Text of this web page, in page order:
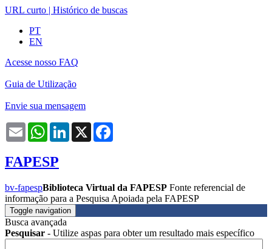
URL curto | Histórico de buscas
PT
EN
Acesse nosso FAQ
Guia de Utilização
Envie sua mensagem
Email WhatsAppLinkedIn
X
FAPESP
bv-fapespBiblioteca Virtual da FAPESP Fonte referencial de
informação para a Pesquisa Apoiada pela FAPESP
Toggle navigation
Busca avançada
Pesquisar - Utilize aspas para obter um resultado mais específico